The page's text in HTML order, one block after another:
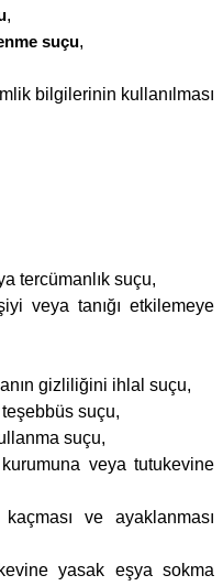
,
suçu,
bilgilerinin kullanılması
tercümanlık suçu,
veya tanığı etkilemeye
gizliliğini ihlal suçu,
suçu,
suçu,
veya tutukevine
ve ayaklanması
yasak eşya sokma